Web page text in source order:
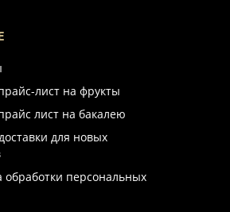
лист на фрукты
лист на бакалею
для новых
обработки персональных